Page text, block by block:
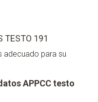
TESTO 191
adecuado para su
APPCC testo